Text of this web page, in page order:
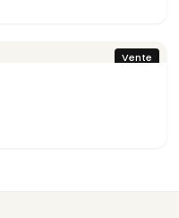
Vente